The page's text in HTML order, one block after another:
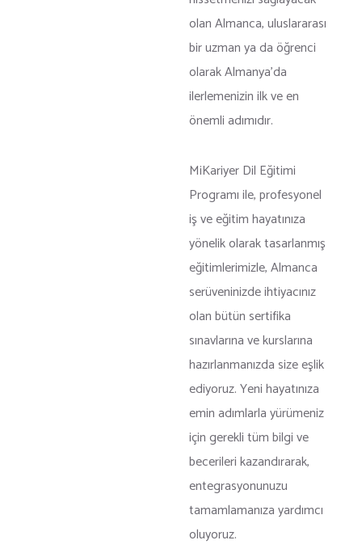
olan Almanca, uluslararası
bir uzman ya da öğrenci
olarak Almanya’da
ilerlemenizin ilk ve en
önemli adımıdır.
MiKariyer Dil Eğitimi
Programı ile, profesyonel
iş ve eğitim hayatınıza
yönelik olarak tasarlanmış
eğitimlerimizle, Almanca
serüveninizde ihtiyacınız
olan bütün sertifika
sınavlarına ve kurslarına
hazırlanmanızda size eşlik
ediyoruz. Yeni hayatınıza
emin adımlarla yürümeniz
için gerekli tüm bilgi ve
becerileri kazandırarak,
entegrasyonunuzu
tamamlamanıza yardımcı
oluyoruz.